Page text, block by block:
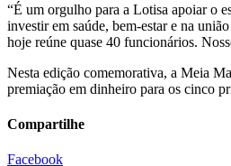
“É um orgulho para a Lotisa apoiar o
investir em saúde, bem-estar e na
hoje reúne quase 40 funcionários.
Nesta edição comemorativa, a Meia
premiação em dinheiro para os cinco
Compartilhe
Facebook